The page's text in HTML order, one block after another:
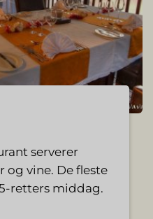
serverer
vine. De fleste
retters middag.